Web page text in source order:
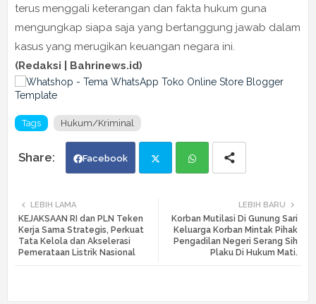
terus menggali keterangan dan fakta hukum guna
mengungkap siapa saja yang bertanggung jawab dalam
kasus yang merugikan keuangan negara ini.
(Redaksi | Bahrinews.id)
Tags Hukum/Kriminal
Facebook
ats
LEBIH BARU
Korban Mutilasi Di Gunung Sari
Keluarga Korban Mintak Pihak
Pengadilan Negeri Serang Sih
Plaku Di Hukum Mati.
LEBIH LAMA
KEJAKSAAN RI dan PLN Teken
Kerja Sama Strategis, Perkuat
Tata Kelola dan Akselerasi
Pemerataan Listrik Nasional